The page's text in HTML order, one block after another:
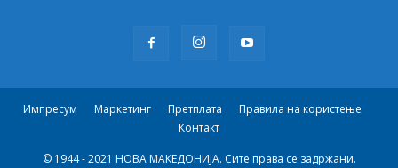
Импресум Маркетинг Претплата
Правила на користење
Контакт
© 1944 - 2021 НОВА МАКЕДОНИЈА. Сите права се задржани.